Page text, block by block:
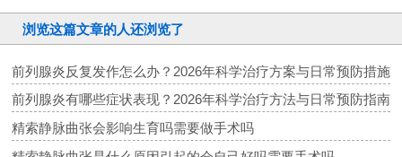
浏览这篇文章的人还浏览了
前列腺炎反复发作怎么办？2026年科学治疗方案与日常预防措施
前列腺炎有哪些症状表现？2026年科学治疗方法与日常预防指南
精索静脉曲张会影响生育吗需要做手术吗